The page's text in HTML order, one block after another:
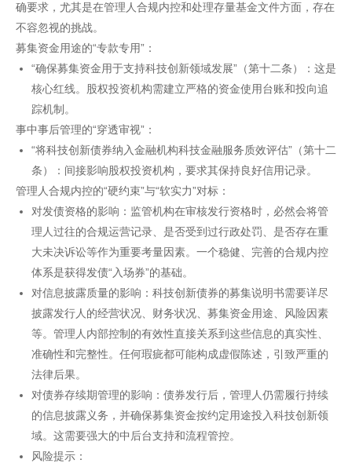
确要求，尤其是在管理人合规内控和处理存量基金文件方面，存在
不容忽视的挑战。
募集资金用途的“专款专用”：
“确保募集资金用于支持科技创新领域发展”（第十二条）：这是
核心红线。股权投资机构需建立严格的资金使用台账和投向追
踪机制。
事中事后管理的“穿透审视”：
“将科技创新债券纳入金融机构科技金融服务质效评估”（第十二
条）：间接影响股权投资机构，要求其保持良好信用记录。
管理人合规内控的“硬约束”与“软实力”对标：
对发债资格的影响：监管机构在审核发行资格时，必然会将管
理人过往的合规运营记录、是否受到过行政处罚、是否存在重
大未决诉讼等作为重要考量因素。一个稳健、完善的合规内控
体系是获得发债“入场券”的基础。
对信息披露质量的影响：科技创新债券的募集说明书需要详尽
披露发行人的经营状况、财务状况、募集资金用途、风险因素
等。管理人内部控制的有效性直接关系到这些信息的真实性、
准确性和完整性。任何瑕疵都可能构成虚假陈述，引致严重的
法律后果。
对债券存续期管理的影响：债券发行后，管理人仍需履行持续
的信息披露义务，并确保募集资金按约定用途投入科技创新领
域。这需要强大的中后台支持和流程管控。
风险提示：